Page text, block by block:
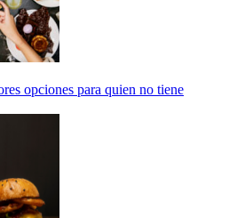
opciones para quien no tiene